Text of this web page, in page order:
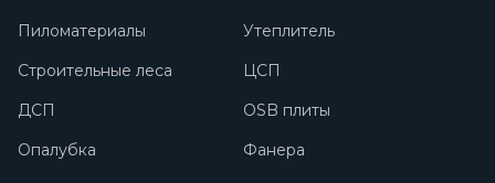
Пиломатериалы
Утеплитель
Строительные леса
ЦСП
ДСП
OSB плиты
Опалубка
Фанера